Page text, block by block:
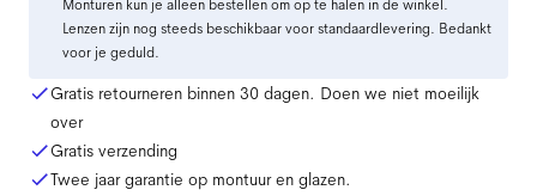
Monturen kun je alleen bestellen om op te halen in de winkel.
Lenzen zijn nog steeds beschikbaar voor standaardlevering. Bedankt
voor je geduld.
Gratis retourneren binnen 30 dagen. Doen we niet moeilijk
over
Gratis verzending
Twee jaar garantie op montuur en glazen.